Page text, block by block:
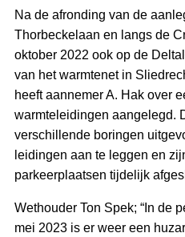
Na de afronding van de
Thorbeckelaan en langs de
oktober 2022 ook op de
van het warmtenet in
heeft aannemer A. Hak over
warmteleidingen aangelegd.
verschillende boringen
leidingen aan te leggen en
parkeerplaatsen tijdelijk
Wethouder Ton Spek; “In de
mei 2023 is er weer een